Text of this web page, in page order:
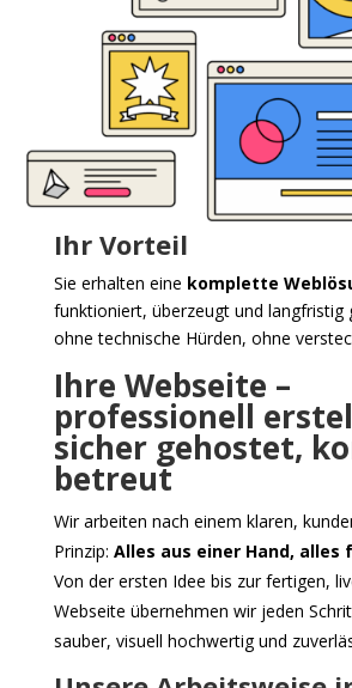
Ihr Vorteil
Sie erhalten eine komplette
funktioniert, überzeugt und langfristig
ohne technische Hürden, ohne
Ihre Webseite –
professionell
sicher gehostet,
betreut
Wir arbeiten nach einem klaren,
Prinzip: Alles aus einer Hand, alles
Von der ersten Idee bis zur fertigen,
Webseite übernehmen wir jeden
sauber, visuell hochwertig und